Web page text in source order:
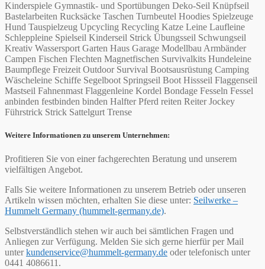
Kinderspiele Gymnastik- und Sportübungen Deko-Seil Knüpfseil
Bastelarbeiten Rucksäcke Taschen Turnbeutel Hoodies Spielzeuge
Hund Tauspielzeug Upcycling Recycling Katze Leine Laufleine
Schleppleine Spielseil Kinderseil Strick Übungsseil Schwungseil
Kreativ Wassersport Garten Haus Garage Modellbau Armbänder
Campen Fischen Flechten Magnetfischen Survivalkits Hundeleine
Baumpflege Freizeit Outdoor Survival Bootsausrüstung Camping
Wäscheleine Schiffe Segelboot Springseil Boot Hissseil Flaggenseil
Mastseil Fahnenmast Flaggenleine Kordel Bondage Fesseln Fessel
anbinden festbinden binden Halfter Pferd reiten Reiter Jockey
Führstrick Strick Sattelgurt Trense
Weitere Informationen zu unserem Unternehmen:
Profitieren Sie von einer fachgerechten Beratung und unserem
vielfältigen Angebot.
Falls Sie weitere Informationen zu unserem Betrieb oder unseren
Artikeln wissen möchten, erhalten Sie diese unter: Seilwerke –
Hummelt Germany (hummelt-germany.de).
Selbstverständlich stehen wir auch bei sämtlichen Fragen und
Anliegen zur Verfügung. Melden Sie sich gerne hierfür per Mail
unterkundenservice@hummelt-germany.de oder telefonisch unter
0441 4086611.